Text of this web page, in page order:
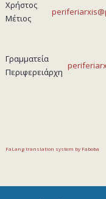
Χρήστος
Μέτιος
Γραμματεία
Περιφερειάρχη
FaLang translation system by Faboba